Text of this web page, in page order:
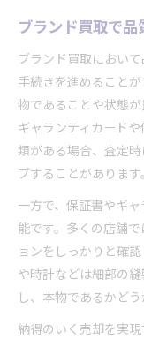
ブランド買取で
ブランド買取におい
手続きを進めること
物であることや状態が
ギャランティカード
類がある場合、査定
プすることがあります。
一方で、保証書やギ
能です。多くの店舗
ョンをしっかりと確
や時計などは細部の
し、本物であるかどう
納得のいく売却を実